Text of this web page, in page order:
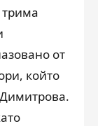
от
който